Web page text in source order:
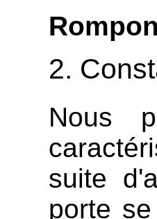
2.
Nous
suite
porte